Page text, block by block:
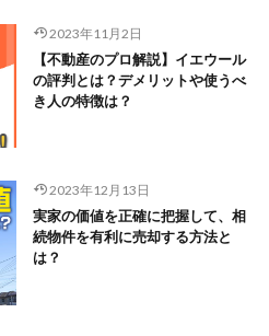
2023年11月2日
【不動産のプロ解説】イエウール
の評判とは？デメリットや使うべ
き人の特徴は？
2023年12月13日
実家の価値を正確に把握して、相
続物件を有利に売却する方法と
は？